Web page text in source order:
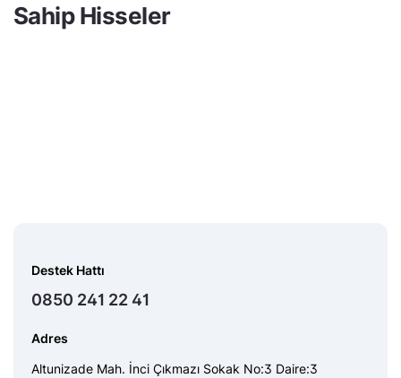
Sahip Hisseler
Destek Hattı
0850 241 22 41
Adres
Altunizade Mah. İnci Çıkmazı Sokak No:3 Daire:3